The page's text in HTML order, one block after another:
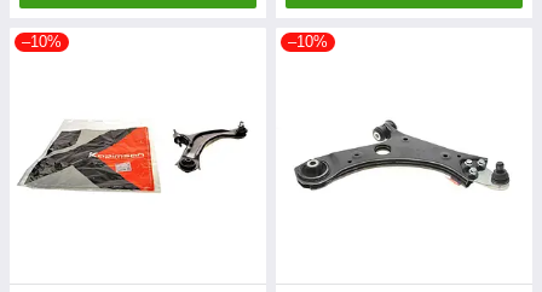
–10% –10%